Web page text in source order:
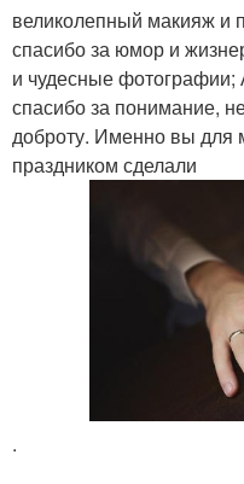
великолепный макияж и
спасибо за юмор и
и чудесные фотографии;
спасибо за понимание,
доброту. Именно вы для
праздником сделали
.